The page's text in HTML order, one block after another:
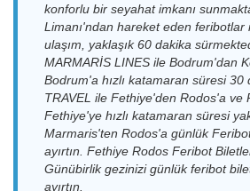
D-Marin
Turgutreis
Limanı > Kos
Limanı
12.09.2026
Cumartesi
08:30-09:00
D-Marin
Turgutreis
Limanı > Kos
Limanı
13.09.2026
Pazar
08:30-09:00
D-Marin
Turgutreis
14.09.2026
Kos Limanı > D-
Marin Turgutreis
Limanı
12.09.2026
Cumartesi
18:00-18:30
Kos Limanı > D-
Marin Turgutreis
Limanı
13.09.2026
Pazar
18:00-18:30
Kos Limanı > D-
Marin Turgutreis
Limanı
14.09.2026
Pazartesi
18:00-18:30
Kos Limanı > D-
konforlu bir seyahat imkanı
Limanı'ndan hareket eden feribotlar
ulaşım, yaklaşık 60 dakika
MARMARİS LINES ile Bodrum'dan
Bodrum'a hızlı katamaran süresi 30
TRAVEL ile Fethiye'den Rodos'a ve
Fethiye'ye hızlı katamaran süresi
Marmaris'ten Rodos'a günlük
ayırtın. Fethiye Rodos Feribot
Günübirlik gezinizi günlük feribot
ayırtın.